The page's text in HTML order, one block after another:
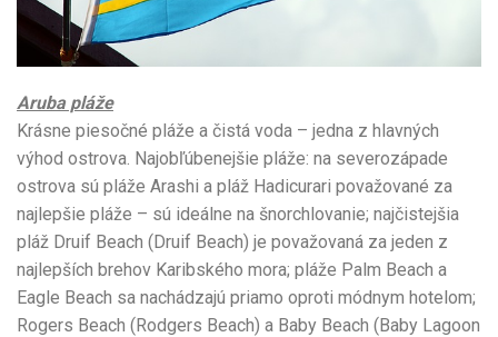
Aruba pláže
Krásne piesočné pláže a čistá voda – jedna z hlavných
výhod ostrova. Najobľúbenejšie pláže: na severozápade
ostrova sú pláže Arashi a pláž Hadicurari považované za
najlepšie pláže – sú ideálne na šnorchlovanie; najčistejšia
pláž Druif Beach (Druif Beach) je považovaná za jeden z
najlepších brehov Karibského mora; pláže Palm Beach a
Eagle Beach sa nachádzajú priamo oproti módnym hotelom;
Rogers Beach (Rodgers Beach) a Baby Beach (Baby Lagoon